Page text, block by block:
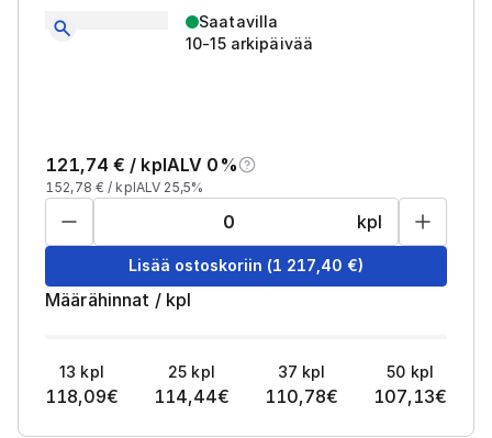
Saatavilla
10-15 arkipäivää
121,74 € / kplALV 0%
152,78 € / kplALV 25,5%
kpl
Lisää ostoskoriin (1 217,40 €)
Määrähinnat / kpl
13 kpl
118,09€
25 kpl
114,44€
37 kpl
110,78€
50 kpl
107,13€